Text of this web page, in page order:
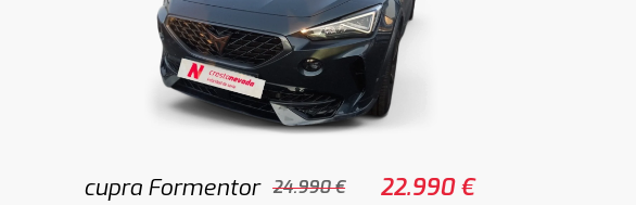
cupra Formentor 24.990 € 22.990 €